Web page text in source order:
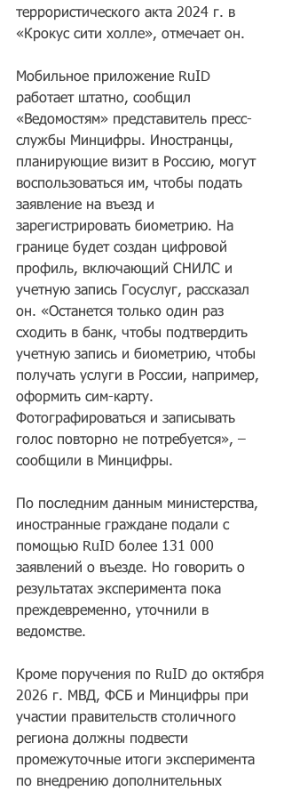
террористического акта 2024 г. в
«Крокус сити холле», отмечает он.
Мобильное приложение RuID
работает штатно, сообщил
«Ведомостям» представитель пресс-
службы Минцифры. Иностранцы,
планирующие визит в Россию, могут
воспользоваться им, чтобы подать
заявление на въезд и
зарегистрировать биометрию. На
границе будет создан цифровой
профиль, включающий СНИЛС и
учетную запись Госуслуг, рассказал
он. «Останется только один раз
сходить в банк, чтобы подтвердить
учетную запись и биометрию, чтобы
получать услуги в России, например,
оформить сим-карту.
Фотографироваться и записывать
голос повторно не потребуется», –
сообщили в Минцифры.
По последним данным министерства,
иностранные граждане подали с
помощью RuID более 131 000
заявлений о въезде. Но говорить о
результатах эксперимента пока
преждевременно, уточнили в
ведомстве.
Кроме поручения по RuID до октября
2026 г. МВД, ФСБ и Минцифры при
участии правительств столичного
региона должны подвести
промежуточные итоги эксперимента
по внедрению дополнительных